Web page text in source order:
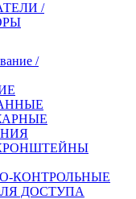
/
/
КОНТРОЛЬНЫЕ
ДОСТУПА